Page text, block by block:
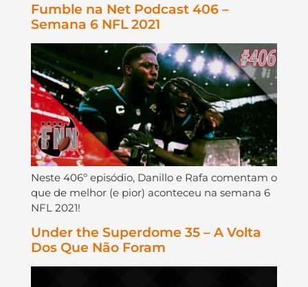
Fumble na Net Podcast 406 –
Semana 6 NFL 2021
Neste 406º episódio, Danillo e Rafa comentam o
que de melhor (e pior) aconteceu na semana 6
NFL 2021!
Under the Superdome 35 – A Volta
Dos Que Não Foram